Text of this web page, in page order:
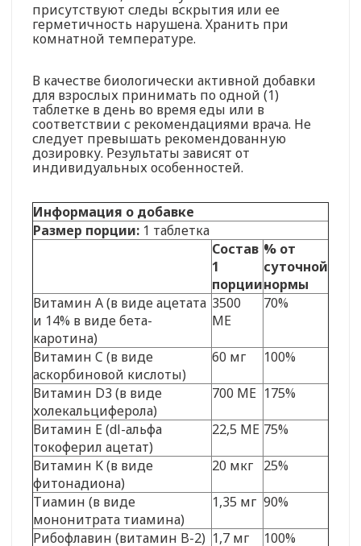
присутствуют следы вскрытия или ее
герметичность нарушена. Хранить при
комнатной температуре.
В качестве биологически активной добавки
для взрослых принимать по одной (1)
таблетке в день во время еды или в
соответствии с рекомендациями врача. Не
следует превышать рекомендованную
дозировку. Результаты зависят от
индивидуальных особенностей.
Информация о добавке
Размер порции: 1 таблетка
Состав
1
порции
% от
суточной
нормы
Витамин A (в виде ацетата
и 14% в виде бета-
каротина)
3500
МЕ
70%
Витамин C (в виде
аскорбиновой кислоты)
60 мг 100%
Витамин D3 (в виде
холекальциферола)
700 МЕ 175%
Витамин E (dl-альфа
токоферил ацетат)
22,5 МЕ 75%
Витамин K (в виде
фитонадиона)
20 мкг 25%
Тиамин (в виде
мононитрата тиамина)
1,35 мг 90%
Рибофлавин (витамин B-2) 1,7 мг
100%